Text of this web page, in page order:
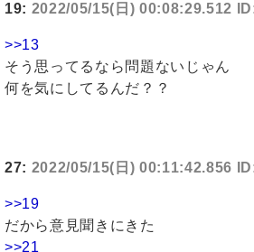
19: 2022/05/15(日) 00:08:29.512
>>13
そう思ってるなら問題ないじゃん
何を気にしてるんだ？？
27: 2022/05/15(日) 00:11:42.856
>>19
だから意見聞きにきた
>>21